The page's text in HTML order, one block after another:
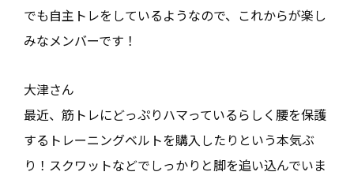
でも自主トレをしているようなので、これからが楽し
みなメンバーです！
大津さん
最近、筋トレにどっぷりハマっているらしく腰を保護
するトレーニングベルトを購入したりという本気ぶ
り！スクワットなどでしっかりと脚を追い込んでいま